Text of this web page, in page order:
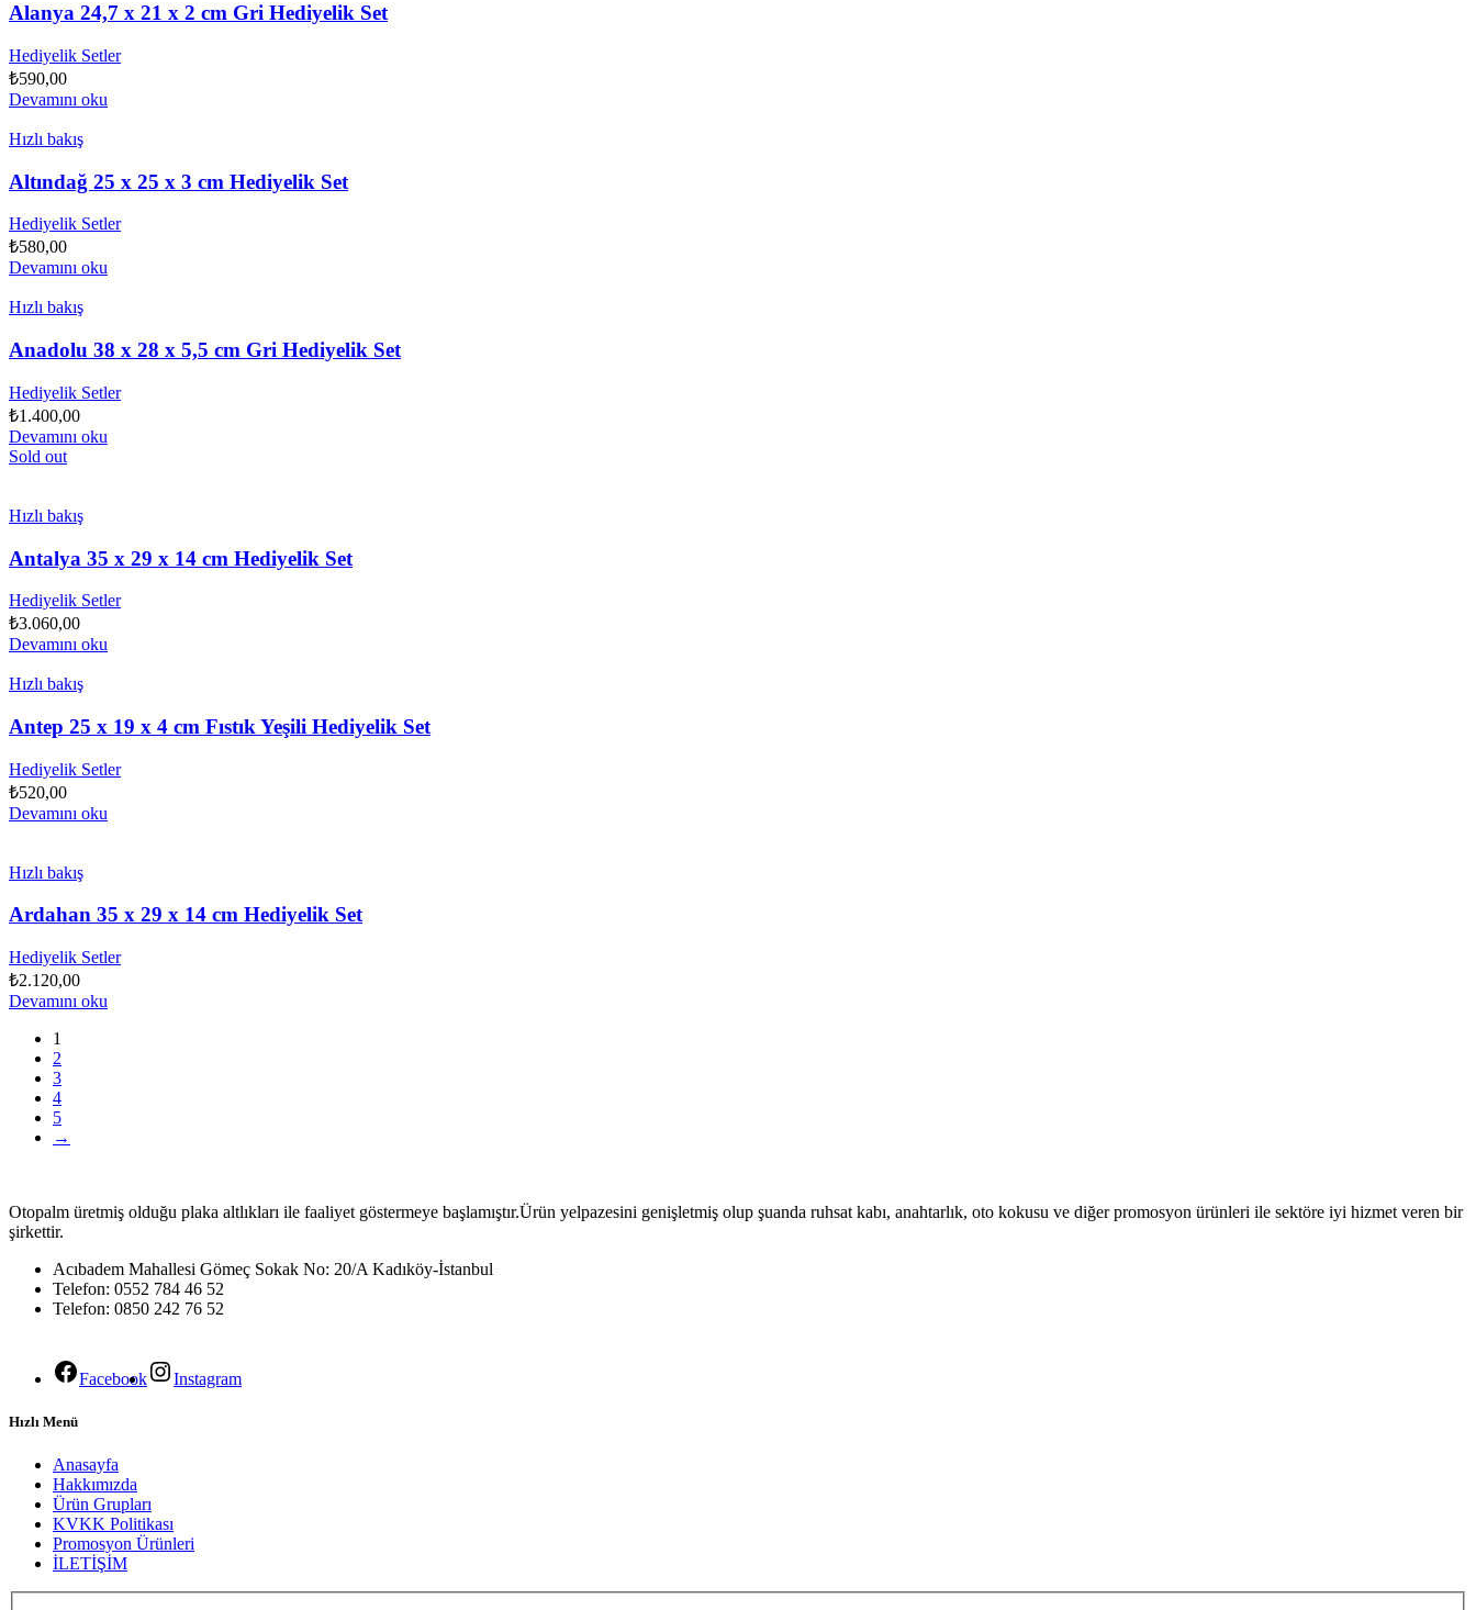
Alanya 24,7 x 21 x 2 cm Gri Hediyelik Set
Hediyelik Setler
₺590,00
Devamını oku
Hızlı bakış
Altındağ 25 x 25 x 3 cm Hediyelik Set
Hediyelik Setler
₺580,00
Devamını oku
Hızlı bakış
Anadolu 38 x 28 x 5,5 cm Gri Hediyelik Set
Hediyelik Setler
₺1.400,00
Devamını oku
Sold out
Hızlı bakış
Antalya 35 x 29 x 14 cm Hediyelik Set
Hediyelik Setler
₺3.060,00
Devamını oku
Hızlı bakış
Antep 25 x 19 x 4 cm Fıstık Yeşili Hediyelik Set
Hediyelik Setler
₺520,00
Devamını oku
Hızlı bakış
Ardahan 35 x 29 x 14 cm Hediyelik Set
Hediyelik Setler
₺2.120,00
Devamını oku
1
2
3
4
5
→
Otopalm üretmiş olduğu plaka altlıkları ile faaliyet göstermeye başlamıştır.Ürün yelpazesini genişletmiş olup şuanda ruhsat kabı, anahtarlık, oto kokusu ve diğer promosyon ürünleri ile sektöre iyi hizmet veren bir
şirkettir.
Acıbadem Mahallesi Gömeç Sokak No: 20/A Kadıköy-İstanbul
Telefon: 0552 784 46 52
Telefon: 0850 242 76 52
Facebook Instagram
Hızlı Menü
Anasayfa
Hakkımızda
Ürün Grupları
KVKK Politikası
Promosyon Ürünleri
İLETİŞİM